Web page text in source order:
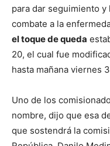
para dar seguimiento
combate a la
el toque de queda
20, el cual fue
hasta mañana viernes
Uno de los
nombre, dijo que esa
que sostendrá la